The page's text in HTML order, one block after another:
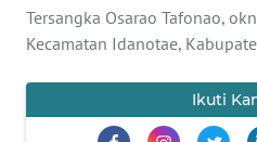
Tersangka Osarao Tafonao,
Kecamatan Idanotae,
Ikuti
INDEKS
KONTAK